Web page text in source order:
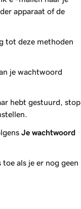
apparaat of de
tot deze methoden
je wachtwoord
hebt gestuurd, stop
Je wachtwoord
als je er nog geen